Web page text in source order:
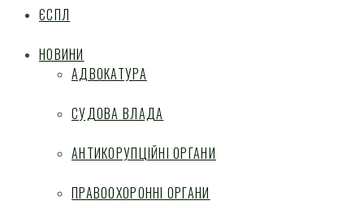
ЄСПЛ
НОВИНИ
АДВОКАТУРА
СУДОВА ВЛАДА
АНТИКОРУПЦІЙНІ ОРГАНИ
ПРАВООХОРОННІ ОРГАНИ